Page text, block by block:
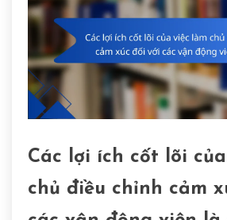
Các lợi ích cốt lõi
chủ điều chỉnh cảm